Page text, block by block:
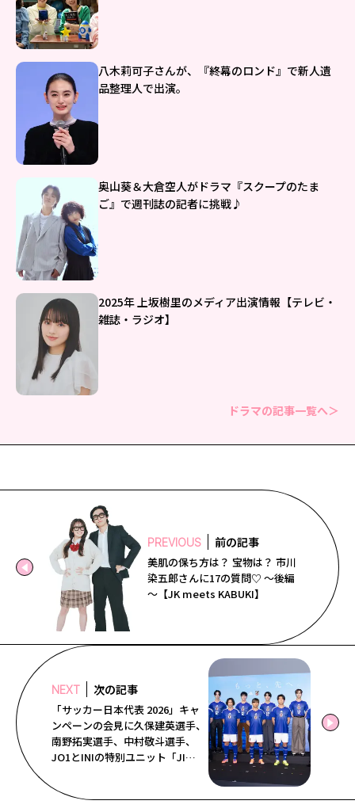
八木莉可子さんが、『終幕のロンド』で新人遺
品整理人で出演。
奥山葵＆大倉空人がドラマ『スクープのたま
ご』で週刊誌の記者に挑戦♪
2025年 上坂樹里のメディア出演情報【テレビ・
雑誌・ラジオ】
ドラマの記事一覧へ＞
PREVIOUS 前の記事
美肌の保ち方は？ 宝物は？ 市川
染五郎さんに17の質問♡ ～後編
～【JK meets KABUKI】
NEXT 次の記事
「サッカー日本代表 2026」キャ
ンペーンの会見に久保建英選手、
南野拓実選手、中村敬斗選手、
JO1とINIの特別ユニット「JI